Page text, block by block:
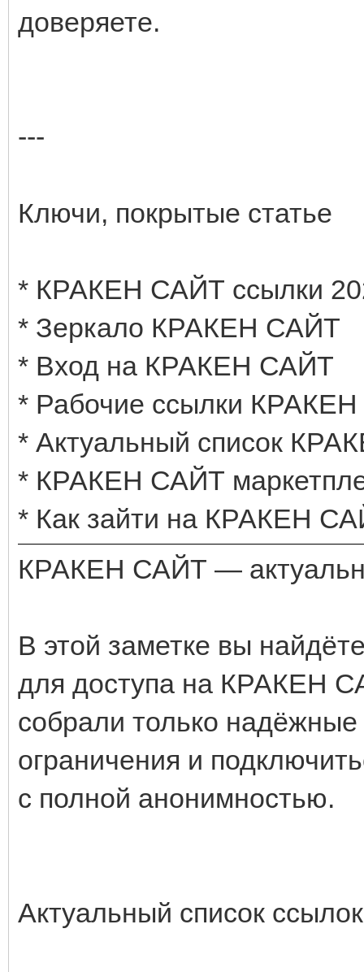
доверяете.
---
Ключи, покрытые статье
* КРАКЕН САЙТ ссылки
* Зеркало КРАКЕН САЙТ
* Вход на КРАКЕН САЙТ
* Рабочие ссылки
* Актуальный список
* КРАКЕН САЙТ
* Как зайти на КРАКЕН
КРАКЕН САЙТ —
В этой заметке вы
для доступа на КРАКЕН
собрали только
ограничения и
с полной анонимностью.
Актуальный список